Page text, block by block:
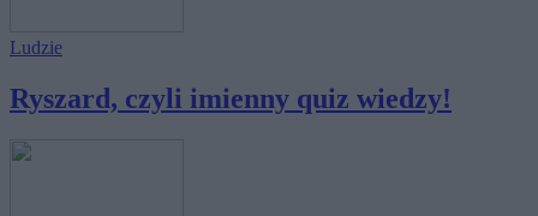
Ludzie
Ryszard, czyli imienny quiz wiedzy!